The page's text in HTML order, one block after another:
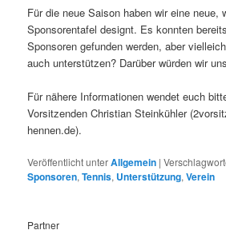
Für die neue Saison haben wir eine neue,
Sponsorentafel designt. Es konnten
Sponsoren gefunden werden, aber
auch unterstützen? Darüber würden wir
Für nähere Informationen wendet euch
Vorsitzenden Christian Steinkühler
hennen.de).
Veröffentlicht unterAllgemein |
Sponsoren,Tennis, Unterstützung,Verein
Partner